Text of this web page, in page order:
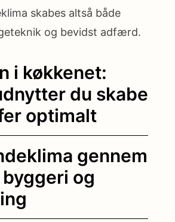
skabes altså både
og bevidst adfærd.
i køkkenet:
du skabe
optimalt
gennem
og